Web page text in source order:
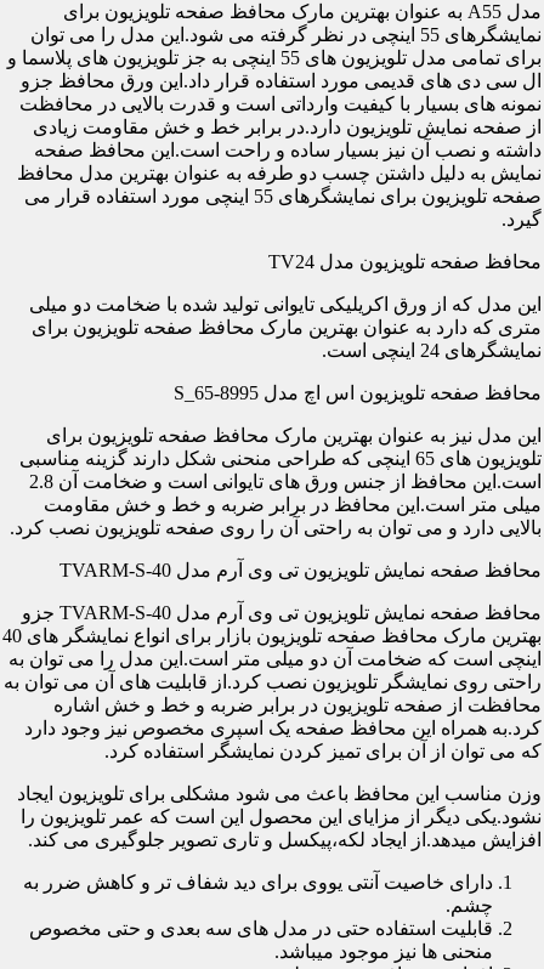
مدل A55 به عنوان بهترین مارک محافظ صفحه تلویزیون برای
نمایشگرهای 55 اینچی در نظر گرفته می شود.این مدل را می توان
برای تمامی مدل تلویزیون های 55 اینچی به جز تلویزیون های پلاسما و
ال سی دی های قدیمی مورد استفاده قرار داد.این ورق محافظ جزو
نمونه های بسیار با کیفیت وارداتی است و قدرت بالایی در محافظت
از صفحه نمایش تلویزیون دارد.در برابر خط و خش مقاومت زیادی
داشته و نصب آن نیز بسیار ساده و راحت است.این محافظ صفحه
نمایش به دلیل داشتن چسب دو طرفه به عنوان بهترین مدل محافظ
صفحه تلویزیون برای نمایشگرهای 55 اینچی مورد استفاده قرار می
گیرد.
محافظ صفحه تلویزیون مدل TV24
این مدل که از ورق اکریلیکی تایوانی تولید شده با ضخامت دو میلی
متری که دارد به عنوان بهترین مارک محافظ صفحه تلویزیون برای
نمایشگرهای 24 اینچی است.
محافظ صفحه تلویزیون اس اچ مدل S_65-8995
این مدل نیز به عنوان بهترین مارک محافظ صفحه تلویزیون برای
تلویزیون های 65 اینچی که طراحی منحنی شکل دارند گزینه مناسبی
است.این محافظ از جنس ورق های تایوانی است و ضخامت آن 2.8
میلی متر است.این محافظ در برابر ضربه و خط و خش مقاومت
بالایی دارد و می توان به راحتی آن را روی صفحه تلویزیون نصب کرد.
محافظ صفحه نمایش تلویزیون تی وی آرم مدل TVARM-S-40
محافظ صفحه نمایش تلویزیون تی وی آرم مدل TVARM-S-40 جزو
بهترین مارک محافظ صفحه تلویزیون بازار برای انواع نمایشگر های 40
اینچی است که ضخامت آن دو میلی متر است.این مدل را می توان به
راحتی روی نمایشگر تلویزیون نصب کرد.از قابلیت های آن می توان به
محافظت از صفحه تلویزیون در برابر ضربه و خط و خش اشاره
کرد.به همراه این محافظ صفحه یک اسپری مخصوص نیز وجود دارد
که می توان از آن برای تمیز کردن نمایشگر استفاده کرد.
وزن مناسب این محافظ باعث می شود مشکلی برای تلویزیون ایجاد
نشود.یکی دیگر از مزایای این محصول این است که عمر تلویزیون را
افزایش میدهد.از ایجاد لکه،پیکسل و تاری تصویر جلوگیری می کند.
دارای خاصیت آنتی یووی برای دید شفاف تر و کاهش ضرر به
چشم.
قابلیت استفاده حتی در مدل های سه بعدی و حتی مخصوص
منحنی ها نیز موجود میباشد.